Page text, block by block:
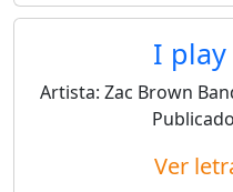
I
Artista: Zac Brown
Publicado
Ver